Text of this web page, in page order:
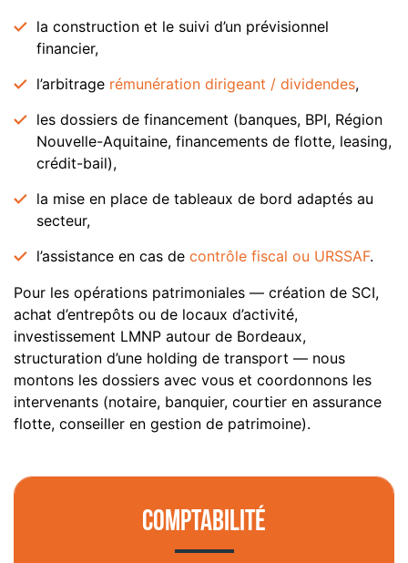
la construction et le suivi d’un prévisionnel
financier,
l’arbitrage rémunération dirigeant / dividendes,
les dossiers de financement (banques, BPI, Région
Nouvelle-Aquitaine, financements de flotte, leasing,
crédit-bail),
la mise en place de tableaux de bord adaptés au
secteur,
l’assistance en cas de contrôle fiscal ou URSSAF.
Pour les opérations patrimoniales — création de SCI,
achat d’entrepôts ou de locaux d’activité,
investissement LMNP autour de Bordeaux,
structuration d’une holding de transport — nous
montons les dossiers avec vous et coordonnons les
intervenants (notaire, banquier, courtier en assurance
flotte, conseiller en gestion de patrimoine).
Comptabilité